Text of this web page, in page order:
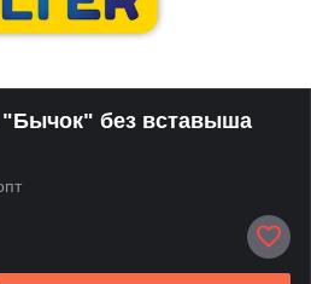
"Бычок" без вставыша